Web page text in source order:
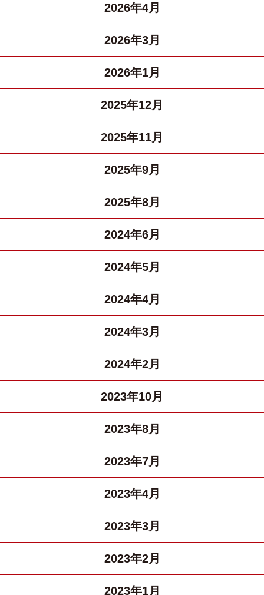
2026年4月
2026年3月
2026年1月
2025年12月
2025年11月
2025年9月
2025年8月
2024年6月
2024年5月
2024年4月
2024年3月
2024年2月
2023年10月
2023年8月
2023年7月
2023年4月
2023年3月
2023年2月
2023年1月